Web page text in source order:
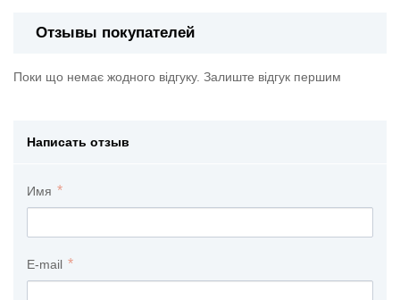
Отзывы покупателей
Поки що немає жодного відгуку. Залиште відгук першим
Написать отзыв
Имя
E-mail